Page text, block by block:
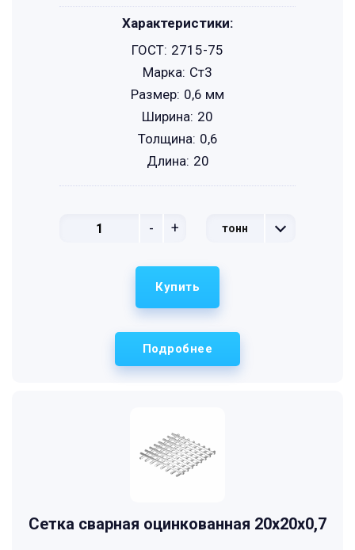
- + тонн
Характеристики:
ГОСТ: 2715-75
Марка: Ст3
Размер: 0,6 мм
Ширина: 20
Толщина: 0,6
Длина: 20
Подробнее
Купить
Сетка сварная оцинкованная 20х20х0,7